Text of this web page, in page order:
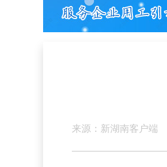
来源：新湖南客户端